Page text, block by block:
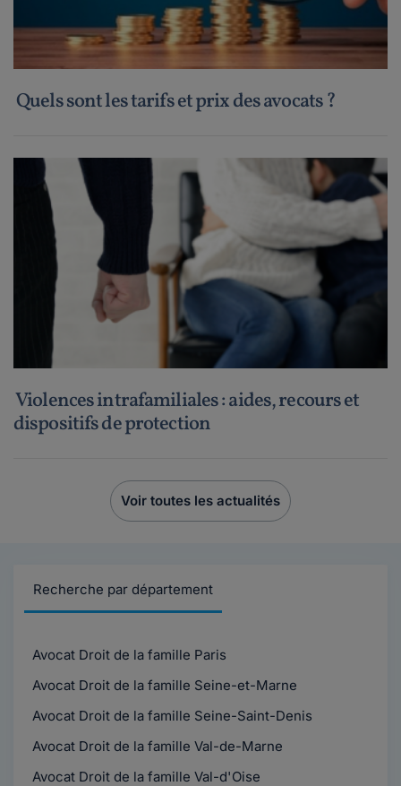
Quels sont les tarifs et prix des avocats ?
Violences intrafamiliales : aides, recours et
dispositifs de protection
Voir toutes les actualités
Recherche par département
Avocat Droit de la famille Paris
Avocat Droit de la famille Seine-et-Marne
Avocat Droit de la famille Seine-Saint-Denis
Avocat Droit de la famille Val-de-Marne
Avocat Droit de la famille Val-d'Oise